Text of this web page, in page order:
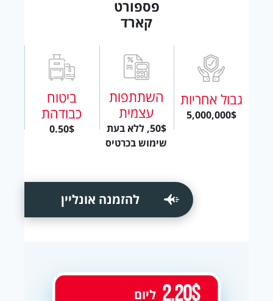
פספורט
קארד
גבול אחריות
5,000,000$
השתתפות
עצמית
50$, ללא בעת
שימוש בכרטיס
ביטוח
כבודהת
0.50$
להזמנה אונליין
2.20$ ליום